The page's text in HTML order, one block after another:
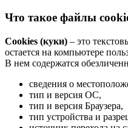
Что такое файлы
Cookies (куки) – это
остается на компьютере
В нем содержатся
сведения о
тип и версия ОС,
тип и версия Браузера,
тип устройства и